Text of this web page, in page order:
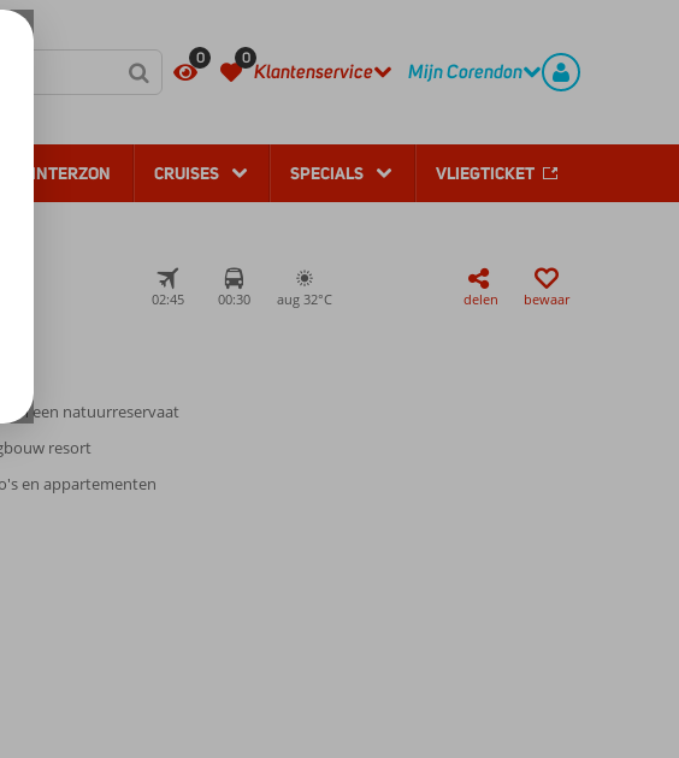
0 0
Klantenservice Mijn Corendon
WINTERZON CRUISES SPECIALS VLIEGTICKET
02:45 00:30 aug 32°C delen bewaar
van een natuurreservaat
resort
en appartementen